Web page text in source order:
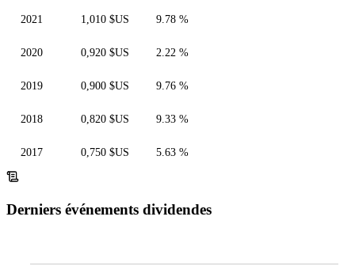
2021 1,010 $US 9.78 %
2020 0,920 $US 2.22 %
2019 0,900 $US 9.76 %
2018 0,820 $US 9.33 %
2017 0,750 $US 5.63 %
Derniers événements dividendes